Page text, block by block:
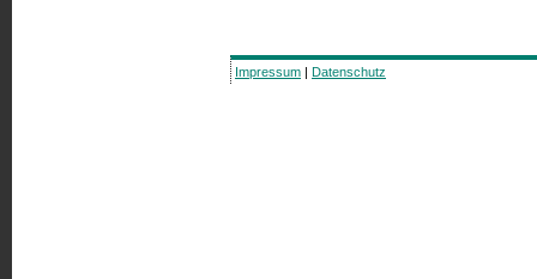
Impressum | Datenschutz